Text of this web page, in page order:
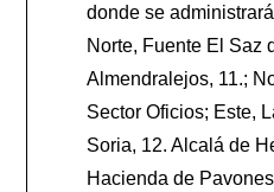
donde se
Norte, Fuente El Saz
Almendralejos, 11.;
Sector Oficios; Este,
Soria, 12. Alcalá de
Hacienda de